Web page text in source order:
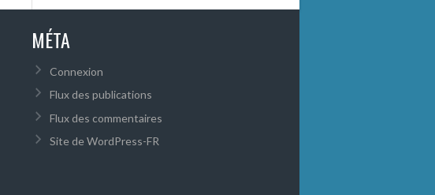
MÉTA
Connexion
Flux des publications
Flux des commentaires
Site de WordPress-FR